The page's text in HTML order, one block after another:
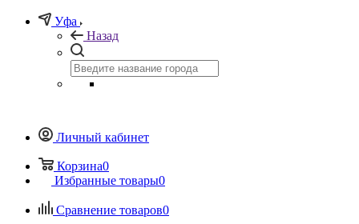
Уфа
Назад
Личный кабинет
Корзина0
Избранные товары0
Сравнение товаров0